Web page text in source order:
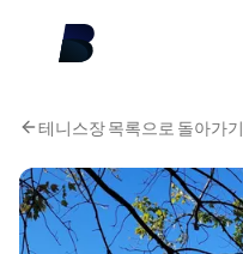
테니스장 목록으로 돌아가기